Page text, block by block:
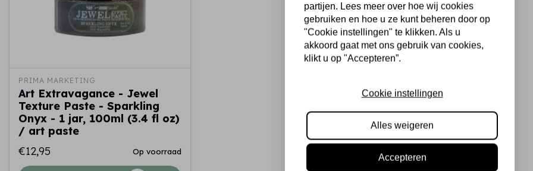
PRIMA MARKETING
Art Extravagance - Jewel
Texture Paste - Sparkling
Onyx - 1 jar, 100ml (3.4 fl oz)
/ art paste
€12,95
Op voorraad
partijen. Lees meer over hoe wij cookies
gebruiken en hoe u ze kunt beheren door op
"Cookie instellingen" te klikken. Als u
akkoord gaat met ons gebruik van cookies,
klikt u op "Accepteren”.
Cookie instellingen
Alles weigeren
Accepteren